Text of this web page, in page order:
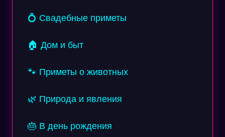
💍 Свадебные приметы
🏠 Дом и быт
🐾 Приметы о животных
🌿 Природа и явления
🎂 В день рождения